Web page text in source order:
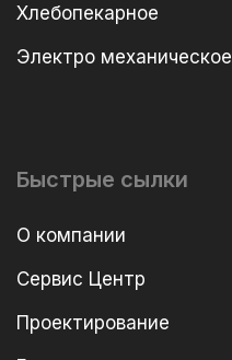
Хлебопекарное
Электро механическое
Быстрые сылки
О компании
Сервис Центр
Проектирование